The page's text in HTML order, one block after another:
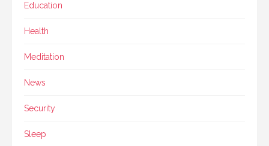
Education
Health
Meditation
News
Security
Sleep